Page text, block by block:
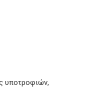
υποτροφιών,